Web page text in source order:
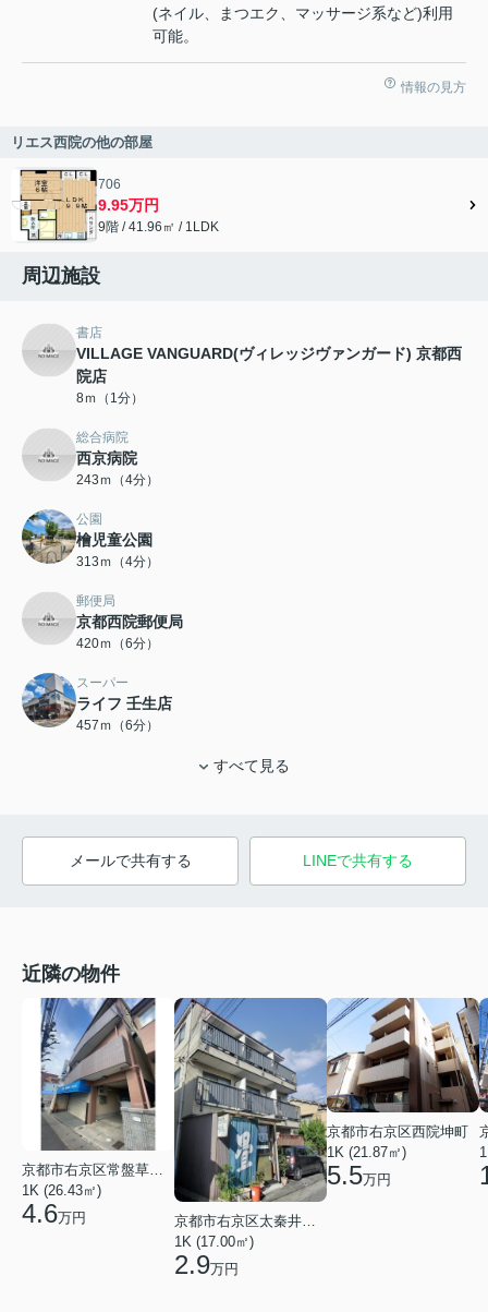
(ネイル、まつエク、マッサージ系など)利用
可能。
情報の見方
リエス西院の他の部屋
706
9.95万円
9階 / 41.96㎡ / 1LDK
周辺施設
書店
VILLAGE VANGUARD(ヴィレッジヴァンガード) 京都西
院店
8ｍ（1分）
総合病院
西京病院
243ｍ（4分）
公園
檜児童公園
313ｍ（4分）
郵便局
京都西院郵便局
420ｍ（6分）
スーパー
ライフ 壬生店
457ｍ（6分）
すべて見る
メールで共有する LINEで共有する
近隣の物件
京都市右京区常盤草木町
1K (26.43㎡)
4.6万円
1K (17.00㎡)
2.9万円
京都市右京区西院坤町
1K (21.87㎡)
5.5万円